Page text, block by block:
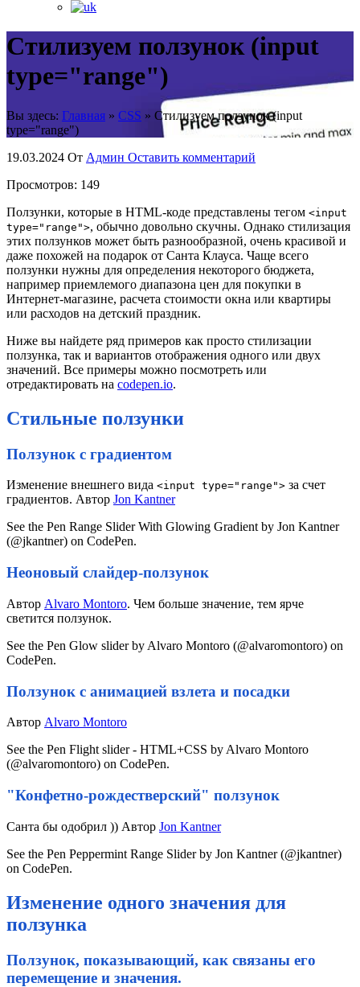
Стилизуем ползунок (input
type="range")
Вы здесь: Главная » CSS » Стилизуем ползунок (input
type="range")
19.03.2024 От Админ Оставить комментарий
Просмотров: 149
Ползунки, которые в HTML-коде представлены тегом <input
type="range">, обычно довольно скучны. Однако стилизация
этих ползунков может быть разнообразной, очень красивой и
даже похожей на подарок от Санта Клауса. Чаще всего
ползунки нужны для определения некоторого бюджета,
например приемлемого диапазона цен для покупки в
Интернет-магазине, расчета стоимости окна или квартиры
или расходов на детский праздник.
Ниже вы найдете ряд примеров как просто стилизации
ползунка, так и вариантов отображения одного или двух
значений. Все примеры можно посмотреть или
отредактировать на codepen.io.
Стильные ползунки
Ползунок с градиентом
Изменение внешнего вида <input type="range"> за счет
градиентов. Автор Jon Kantner
See the Pen Range Slider With Glowing Gradient by Jon Kantner
(@jkantner) on CodePen.
Неоновый слайдер-ползунок
Автор Alvaro Montoro. Чем больше значение, тем ярче
светится ползунок.
See the Pen Glow slider by Alvaro Montoro (@alvaromontoro) on
CodePen.
Ползунок с анимацией взлета и посадки
Автор Alvaro Montoro
See the Pen Flight slider - HTML+CSS by Alvaro Montoro
(@alvaromontoro) on CodePen.
"Конфетно-рождестверский" ползунок
Санта бы одобрил )) Автор Jon Kantner
See the Pen Peppermint Range Slider by Jon Kantner (@jkantner)
on CodePen.
Изменение одного значения для
ползунка
Ползунок, показывающий, как связаны его
перемещение и значения.